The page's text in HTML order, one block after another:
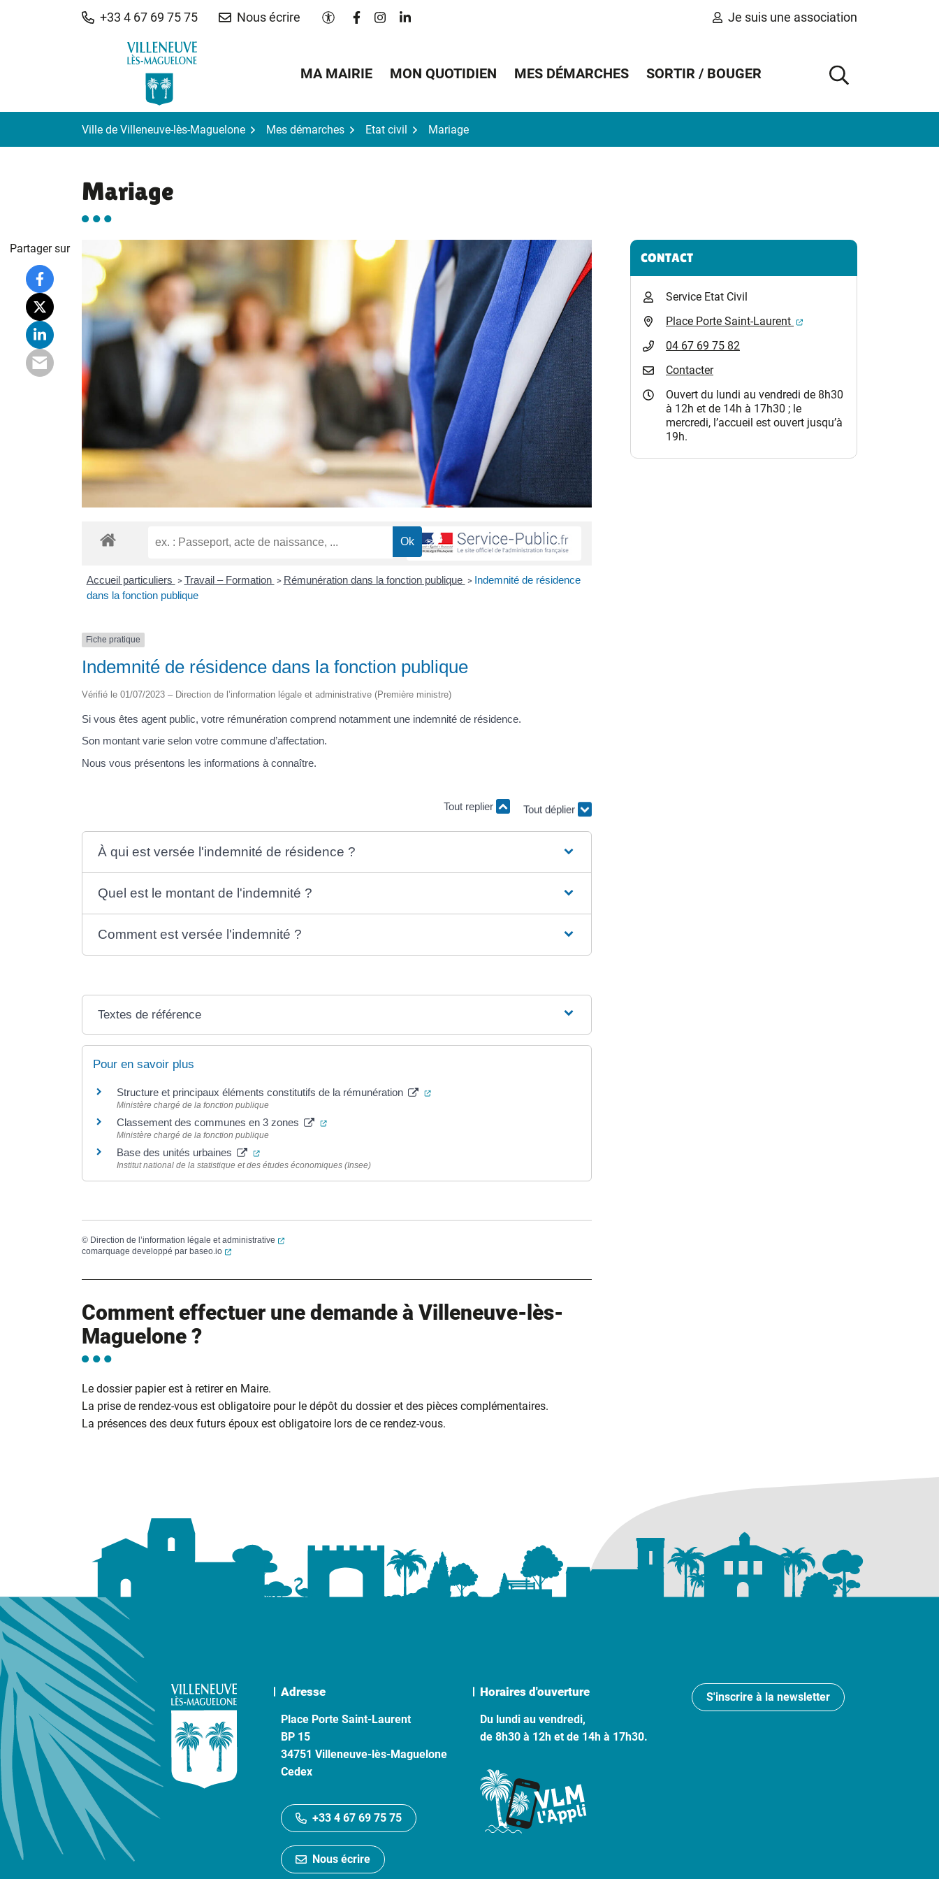
+33 4 67 69 75 75 Nous écrire Paramètres d'accessibilité
Lien vers le compte Facebook
Lien vers le compte Instagram
Lien vers le compte Linkedin Je suis une association
MA MAIRIE MON QUOTIDIEN MES DÉMARCHES SORTIR / BOUGER
AFFICHER
Ville de Villeneuve-lès-Maguelone Mes démarches Etat civil Mariage
Mariage
Accueil particuliers > Travail – Formation > Rémunération dans la fonction publique > Indemnité de résidence
dans la fonction publique
Fiche pratique
Indemnité de résidence dans la fonction publique
Vérifié le 01/07/2023 – Direction de l’information légale et administrative (Première ministre)
Si vous êtes agent public, votre rémunération comprend notamment une indemnité de résidence.
Son montant varie selon votre commune d’affectation.
Nous vous présentons les informations à connaître.
Tout replier
Tout déplier
À qui est versée l'indemnité de résidence ?
Quel est le montant de l'indemnité ?
Comment est versée l'indemnité ?
Textes de référence
Pour en savoir plus
Structure et principaux éléments constitutifs de la rémunération (ouverture dans un nouvel onglet)
Ministère chargé de la fonction publique
Classement des communes en 3 zones (ouverture dans un nouvel onglet)
Ministère chargé de la fonction publique
Base des unités urbaines (ouverture dans un nouvel onglet)
Institut national de la statistique et des études économiques (Insee)
© Direction de l’information légale et administrative
(ouverture dans un nouvel onglet)
comarquage developpé par baseo.io (ouverture dans un nouvel onglet)
Comment effectuer une demande à Villeneuve-lès-
Maguelone ?
Le dossier papier est à retirer en Maire.
La prise de rendez-vous est obligatoire pour le dépôt du dossier et des pièces complémentaires.
La présences des deux futurs époux est obligatoire lors de ce rendez-vous.
Partager sur Informations complémentaires
CONTACT
Service Etat Civil
Place Porte Saint-Laurent
(ouverture dans un nouvel
04 67 69 75 82
Contacter
Ouvert du lundi au vendredi de 8h30
à 12h et de 14h à 17h30 ; le
mercredi, l’accueil est ouvert jusqu’à
19h.
Adresse
Place Porte Saint-Laurent
BP 15
34751 Villeneuve-lès-Maguelone
Cedex
+33 4 67 69 75 75
Nous écrire
Horaires d'ouverture
Du lundi au vendredi,
de 8h30 à 12h et de 14h à 17h30.
S'inscrire à la newsletter